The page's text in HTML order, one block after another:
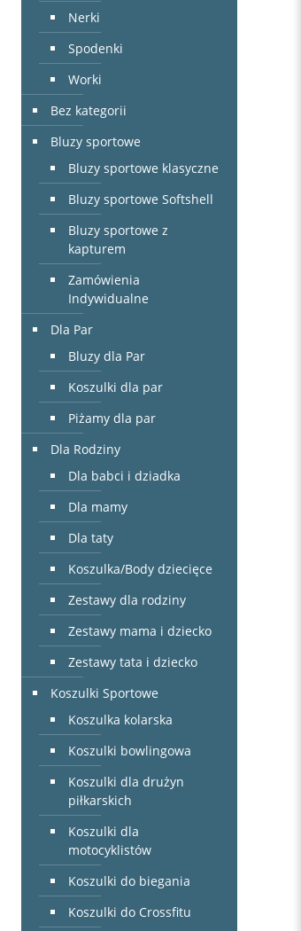
Nerki
Spodenki
Worki
Bez kategorii
Bluzy sportowe
Bluzy sportowe klasyczne
Bluzy sportowe Softshell
Bluzy sportowe z
kapturem
Zamówienia
Indywidualne
Dla Par
Bluzy dla Par
Koszulki dla par
Piżamy dla par
Dla Rodziny
Dla babci i dziadka
Dla mamy
Dla taty
Koszulka/Body dziecięce
Zestawy dla rodziny
Zestawy mama i dziecko
Zestawy tata i dziecko
Koszulki Sportowe
Koszulka kolarska
Koszulki bowlingowa
Koszulki dla drużyn
piłkarskich
Koszulki dla
motocyklistów
Koszulki do biegania
Koszulki do Crossfitu